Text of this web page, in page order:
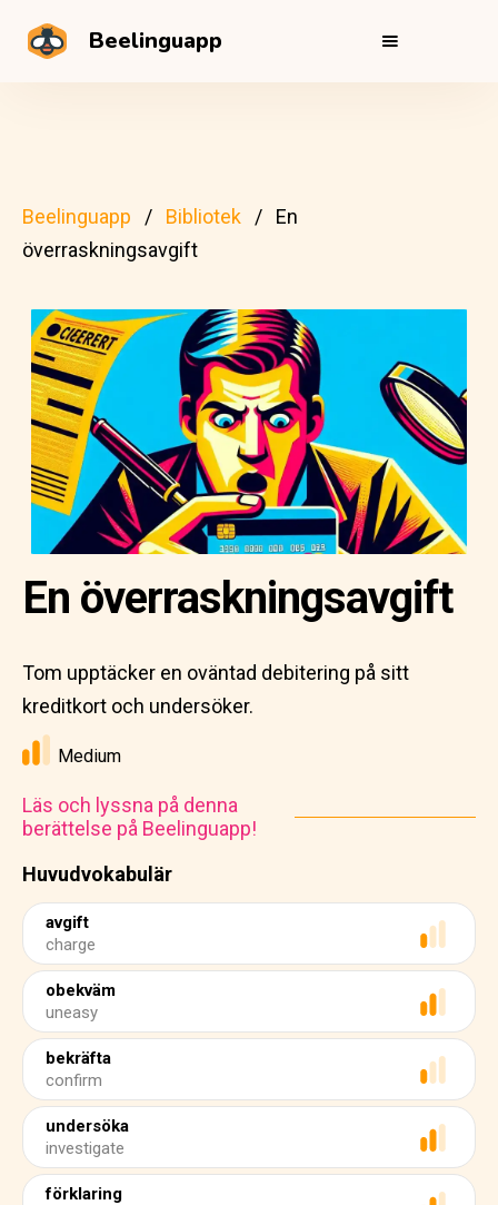
Beelinguapp
Beelinguapp Bibliotek
En
överraskningsavgift
Huvudvokabulär
avgift
charge
obekväm
uneasy
bekräfta
confirm
undersöka
investigate
förklaring
En överraskningsavgift
Tom upptäcker en oväntad debitering på sitt
kreditkort och undersöker.
Medium
Läs och lyssna på denna
berättelse på Beelinguapp!